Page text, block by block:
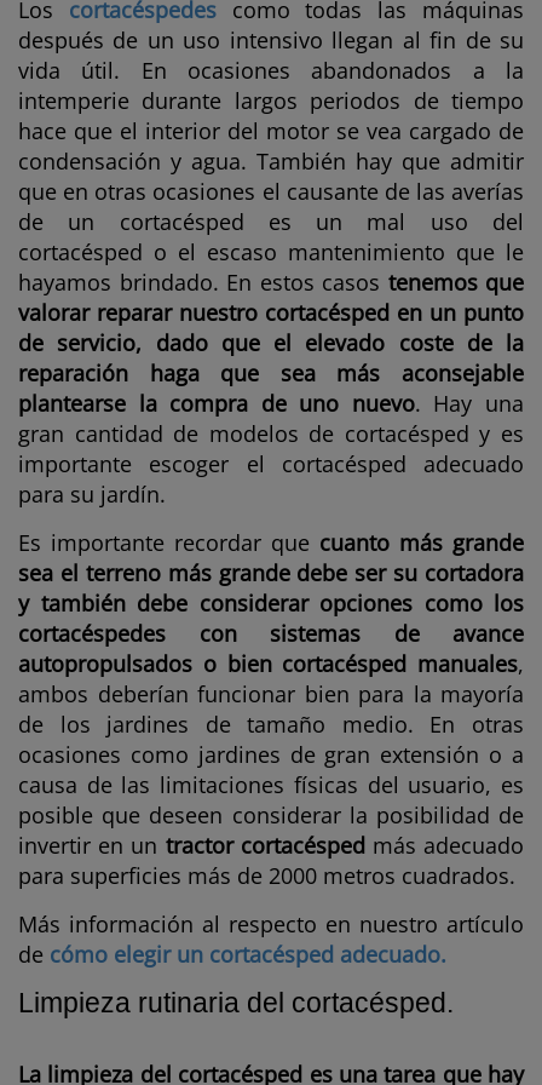
Los cortacéspedescomo todas las máquinas
después de un uso intensivo llegan al fin de su
vida útil. En ocasiones abandonados a la
intemperie durante largos periodos de tiempo
hace que el interior del motor se vea cargado de
condensación y agua. También hay que admitir
que en otras ocasiones el causante de las averías
de un cortacésped es un mal uso del
cortacésped o el escaso mantenimiento que le
hayamos brindado. En estos casos tenemos que
valorar reparar nuestro cortacésped en un punto
de servicio, dado que el elevado coste de la
reparación haga que sea más aconsejable
plantearse la compra de uno nuevo. Hay una
gran cantidad de modelos de cortacésped y es
importante escoger el cortacésped adecuado
para su jardín.
Es importante recordar que cuanto más grande
sea el terreno más grande debe ser su cortadora
y también debe considerar opciones como los
cortacéspedes con sistemas de avance
autopropulsados o bien cortacésped manuales,
ambos deberían funcionar bien para la mayoría
de los jardines de tamaño medio. En otras
ocasiones como jardines de gran extensión o a
causa de las limitaciones físicas del usuario, es
posible que deseen considerar la posibilidad de
invertir en un tractor cortacéspedmás adecuado
para superficies más de 2000 metros cuadrados.
Más información al respecto en nuestro artículo
de cómo elegir un cortacésped adecuado.
Limpieza rutinaria del cortacésped.
La limpieza del cortacésped es una tarea que hay